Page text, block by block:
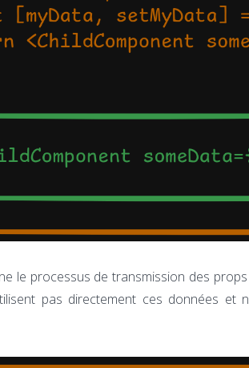
le processus de transmission des
pas directement ces données